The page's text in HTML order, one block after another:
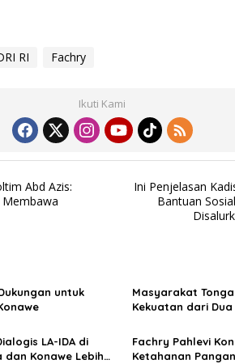
RI Fachry
Ikuti Kami
Abd Azis:
Membawa
Ini Penjelasan
Bantuan
untuk
Masyarakat
Kekuatan dari
LA-IDA di
dan Konawe Lebih
Fachry Pahlevi
Ketahanan